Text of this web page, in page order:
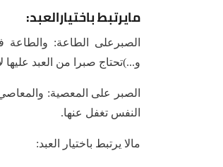
مايرتبط باختيارالعبد:
الصبرعلى الطاعة: والطاعة
و...)تحتاج صبرا من العبد عليها
الصبر على المعصية: والمعاصي
النفس تغفل عنها.
مالا يرتبط باختيار العبد: